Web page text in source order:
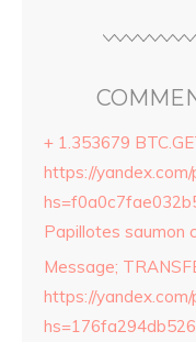
+ 1.353679
https://
Papillotes saumon
Message;
https://